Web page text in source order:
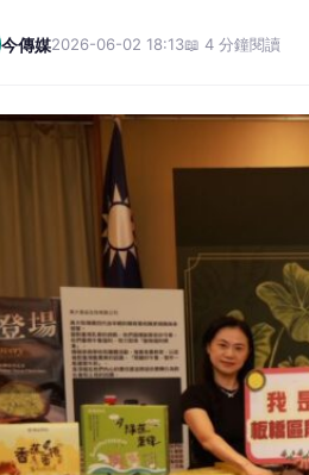
今傳媒2026-06-02 18:13📖 4 分鐘閱讀